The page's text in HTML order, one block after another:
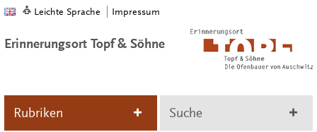
Leichte Sprache Impressum
Erinnerungsort Topf & Söhne
Rubriken Suche